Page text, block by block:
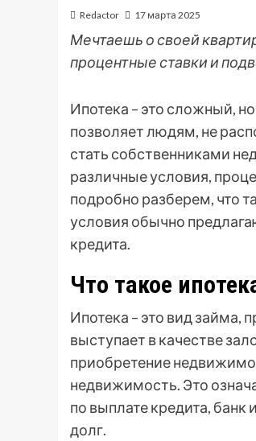
Redactor 17 марта 2025
Мечтаешь о своей
процентные ставки и
Ипотека – это сложный,
позволяет людям, не
стать собственниками
различные условия,
подробно разберем, что
условия обычно
кредита.
Что такое
Ипотека – это вид займа,
выступает в качестве
приобретение
недвижимость. Это
по выплате кредита,
долг.